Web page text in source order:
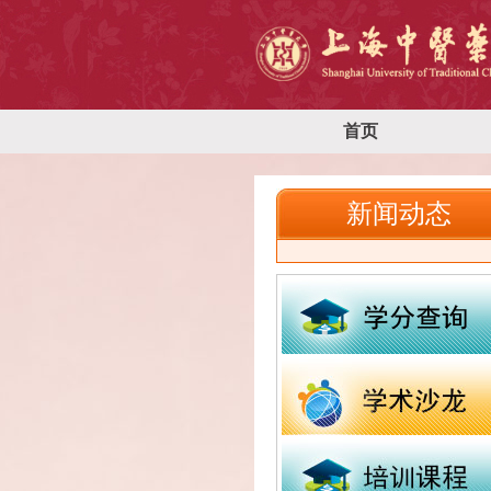
首页
新闻动态